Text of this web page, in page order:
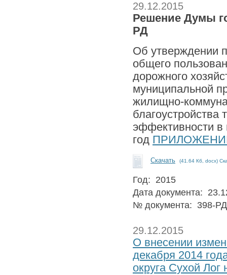
29.12.2015
Решение Думы
РД
Об утверждении
общего
дорожного
муниципальной
жилищно-
благоустройства
эффективности в
год
Скачать (41.64 Кб, docx)
Год: 2015
Дата документа:
№ документа: 398-РД
29.12.2015
О внесении
декабря 2014
округа Сухой